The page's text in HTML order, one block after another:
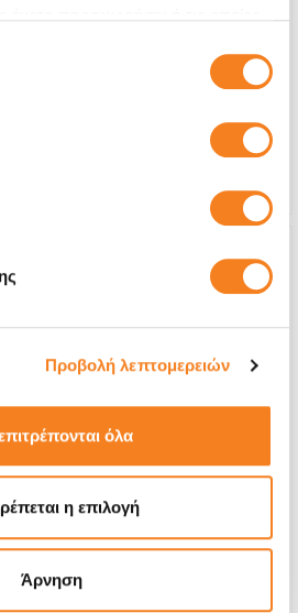
Προβολή λεπτομερειών
όλα
η επιλογή
Άρνηση
Call
-
1-2 ώρες
Οθόνη